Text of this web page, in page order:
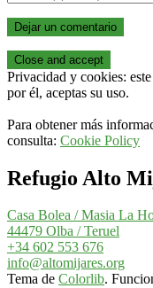
Privacidad y cookies:
por él, aceptas su uso.
Para obtener más
consulta: Cookie Policy
Refugio Alto
Casa Bolea / Masia La
44479 Olba / Teruel
+34 602 553 676
info@altomijares.org
Tema de Colorlib.